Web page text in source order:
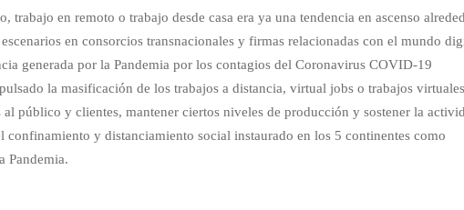
trabajo en remoto o trabajo desde casa era ya una tendencia en ascenso
en consorcios transnacionales y firmas relacionadas con el mundo
generada por la Pandemia por los contagios del Coronavirus COVID-19
la masificación de los trabajos a distancia, virtual jobs o trabajos
público y clientes, mantener ciertos niveles de producción y sostener la
confinamiento y distanciamiento social instaurado en los 5 continentes como
Pandemia.